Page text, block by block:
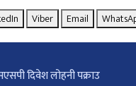
Viber Email
दिवेश लोहनी पक्राउ